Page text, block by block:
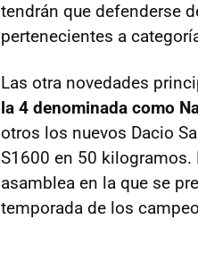
tendrán que defenderse
pertenecientes a
Las otra novedades
la 4 denominada como
otros los nuevos Dacio
S1600 en 50
asamblea en la que se
temporada de los